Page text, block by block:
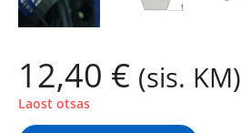
12,40 € (sis. KM)
Laost otsas